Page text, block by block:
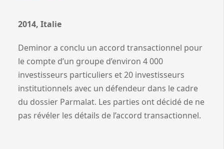
2014, Italie
Deminor a conclu un accord transactionnel pour
le compte d’un groupe d’environ 4 000
investisseurs particuliers et 20 investisseurs
institutionnels avec un défendeur dans le cadre
du dossier Parmalat. Les parties ont décidé de ne
pas révéler les détails de l’accord transactionnel.